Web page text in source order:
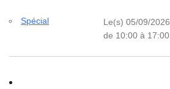
Spécial
Le(s) 05/09/2026
de 10:00 à 17:00